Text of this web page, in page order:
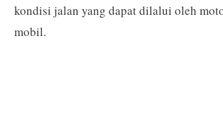
kondisi jalan yang dapat dilalui oleh
mobil.